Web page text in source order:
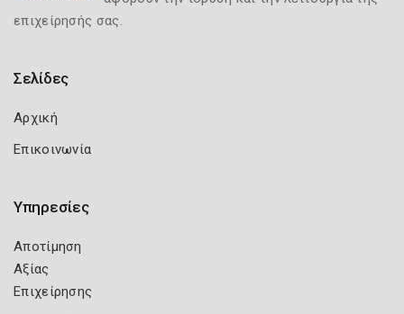
επιχείρησής σας.
Σελίδες
Αρχική
Επικοινωνία
Υπηρεσίες
Αποτίμηση
Αξίας
Επιχείρησης